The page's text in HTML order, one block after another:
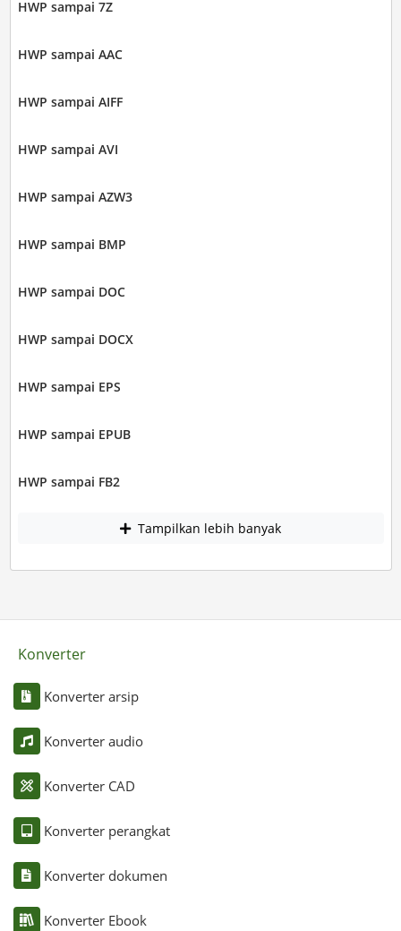
HWP sampai 7Z
HWP sampai AAC
HWP sampai AIFF
HWP sampai AVI
HWP sampai AZW3
HWP sampai BMP
HWP sampai DOC
HWP sampai DOCX
HWP sampai EPS
HWP sampai EPUB
HWP sampai FB2
Tampilkan lebih banyak
Konverter
Konverter arsip
Konverter audio
Konverter CAD
Konverter perangkat
Konverter dokumen
Konverter Ebook